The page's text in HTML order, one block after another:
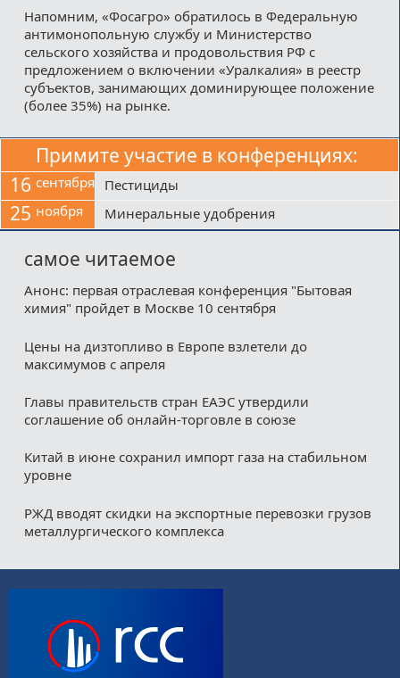
Напомним, «Фосагро» обратилось в Федеральную
антимонопольную службу и Министерство
сельского хозяйства и продовольствия РФ с
предложением о включении «Уралкалия» в реестр
субъектов, занимающих доминирующее положение
(более 35%) на рынке.
Примите участие в конференциях:
16 сентября Пестициды
25 ноября Минеральные удобрения
самое читаемое
Анонс: первая отраслевая конференция "Бытовая
химия" пройдет в Москве 10 сентября
Цены на дизтопливо в Европе взлетели до
максимумов с апреля
Главы правительств стран ЕАЭС утвердили
соглашение об онлайн-торговле в союзе
Китай в июне сохранил импорт газа на стабильном
уровне
РЖД вводят скидки на экспортные перевозки грузов
металлургического комплекса